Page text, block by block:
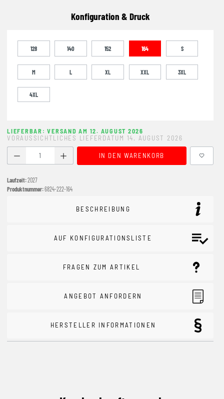
Konfiguration & Druck
128 140 152 164 S
M L XL XXL 3XL
4XL
LIEFERBAR: VERSAND AM 12. AUGUST 2026
VORAUSSICHTLICHES LIEFERDATUM 14. AUGUST 2026
Produkt Anzahl: Gib den gewünschten Wert ein oder
IN DEN WARENKORB
Laufzeit:2027
Produktnummer:6824-222-164
BESCHREIBUNG
AUF KONFIGURATIONSLISTE
FRAGEN ZUM ARTIKEL
ANGEBOT ANFORDERN
HERSTELLER INFORMATIONEN